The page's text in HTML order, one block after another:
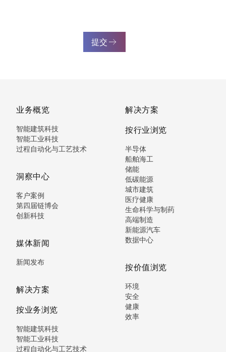
提交
业务概览
智能建筑科技
智能工业科技
过程自动化与工艺技术
洞察中心
客户案例
第四届链博会
创新科技
媒体新闻
新闻发布
解决方案
按业务浏览
智能建筑科技
智能工业科技
过程自动化与工艺技术
解决方案
按行业浏览
半导体
船舶海工
储能
低碳能源
城市建筑
医疗健康
生命科学与制药
高端制造
新能源汽车
数据中心
按价值浏览
环境
安全
健康
效率